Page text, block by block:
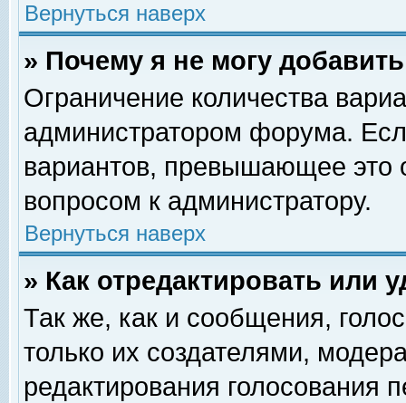
Вернуться наверх
» Почему я не могу
Ограничение количества
администратором форума.
вариантов, превышающее это
вопросом к администратору.
Вернуться наверх
» Как отредактировать или
Так же, как и сообщения,
только их создателями,
редактирования голосования